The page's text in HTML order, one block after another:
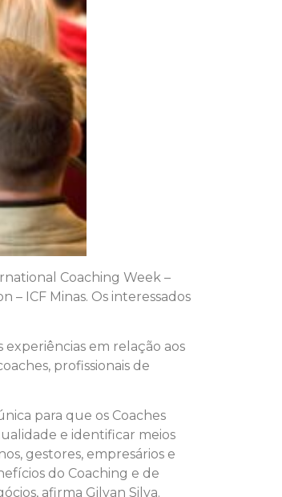
Coaching Week –
ICF Minas. Os interessados
em relação aos
profissionais de
para que os Coaches
e identificar meios
gestores, empresários e
do Coaching e de
afirma Gilvan Silva.